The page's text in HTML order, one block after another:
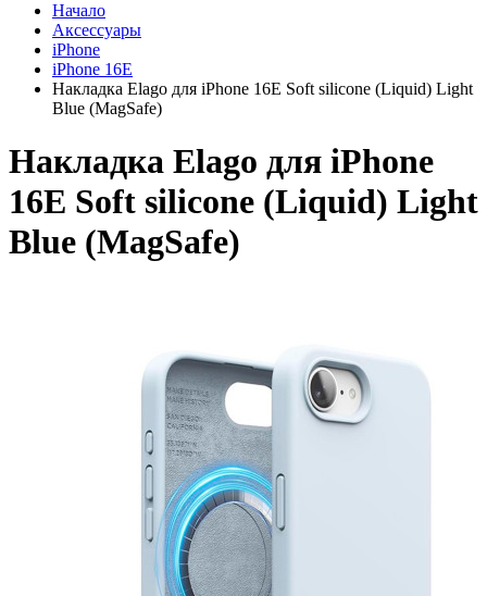
Начало
Аксессуары
iPhone
iPhone 16E
Накладка Elago для iPhone 16E Soft silicone (Liquid) Light
Blue (MagSafe)
Накладка Elago для iPhone
16E Soft silicone (Liquid) Light
Blue (MagSafe)